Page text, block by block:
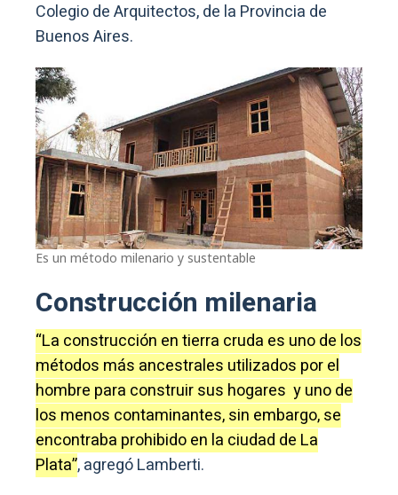
Colegio de Arquitectos, de la Provincia de
Buenos Aires.
Es un método milenario y sustentable
Construcción milenaria
“La construcción en tierra cruda es uno de los
métodos más ancestrales utilizados por el
hombre para construir sus hogares y uno de
los menos contaminantes, sin embargo, se
encontraba prohibido en la ciudad de La
Plata”, agregó Lamberti.